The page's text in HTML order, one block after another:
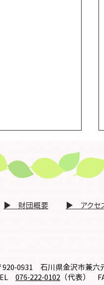
会兼ハートネ
セキュリティ
催します【３月
金）19時00分～
ットホスピタルセ
研修 講 演 横
​▶ 財団概要
​▶ アクセ
920-0931 石川県金沢市兼
076-222-0102 （代表）